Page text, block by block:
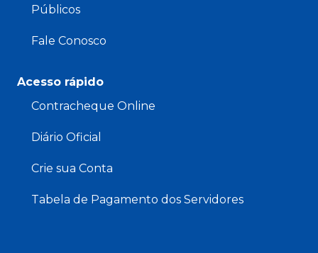
Públicos
Fale Conosco
Acesso rápido
Contracheque Online
Diário Oficial
Crie sua Conta
Tabela de Pagamento dos Servidores